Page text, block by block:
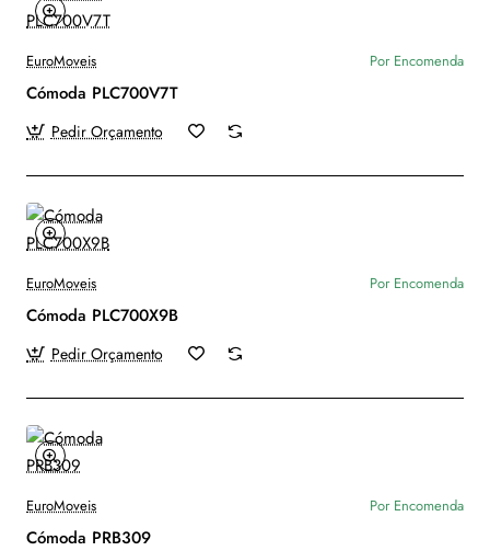
EuroMoveis Por Encomenda
Cómoda PLC700V7T
Pedir Orçamento
EuroMoveis Por Encomenda
Cómoda PLC700X9B
Pedir Orçamento
EuroMoveis Por Encomenda
Cómoda PRB309